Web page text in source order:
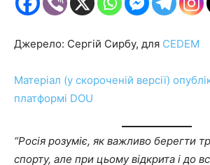
Джерело: Сергій Сирбу, для CEDEM
Матеріал (у скороченій версії)
платформі DOU
“Росія розуміє, як важливо берегти
спорту, але при цьому відкрита і до